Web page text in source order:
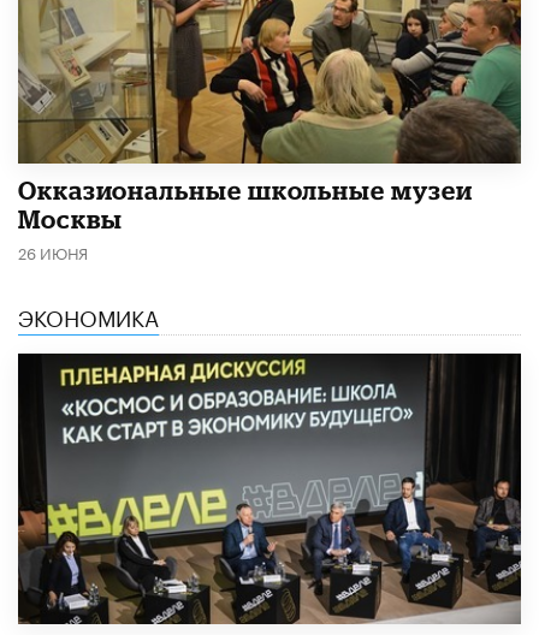
​Окказиональные школьные музеи
Москвы
26 ИЮНЯ
ЭКОНОМИКА